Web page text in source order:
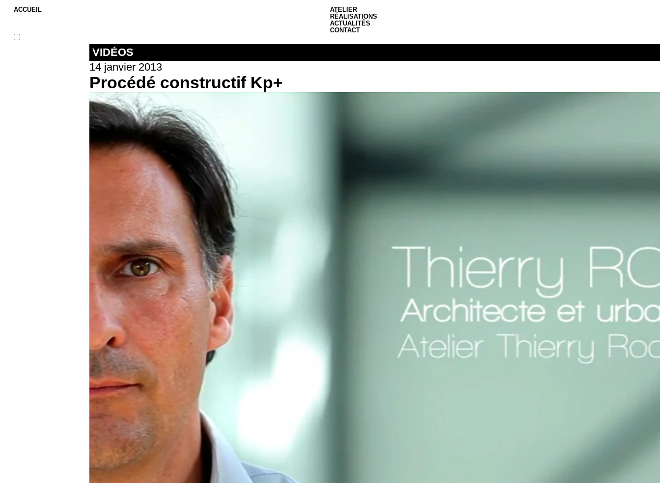
ACCUEIL
ATELIER
RÉALISATIONS
ACTUALITÉS
CONTACT
VIDÉOS
14 janvier 2013
Procédé constructif Kp+